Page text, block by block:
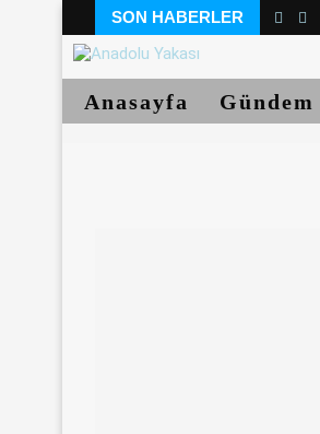
SON HABERLER
Anasayfa Gündem